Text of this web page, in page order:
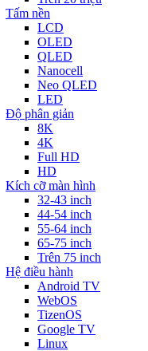
Tấm nền
LCD
OLED
QLED
Nanocell
Neo QLED
LED
Độ phân giản
8K
4K
Full HD
HD
Kích cỡ màn hình
32-43 inch
44-54 inch
55-64 inch
65-75 inch
Trên 75 inch
Hệ điều hành
Android TV
WebOS
TizenOS
Google TV
Linux